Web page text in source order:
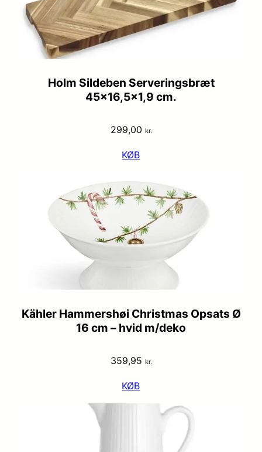
Holm Sildeben Serveringsbræt
45×16,5×1,9 cm.
299,00 kr.
KØB
Kähler Hammershøi Christmas Opsats Ø
16 cm – hvid m/deko
359,95 kr.
KØB